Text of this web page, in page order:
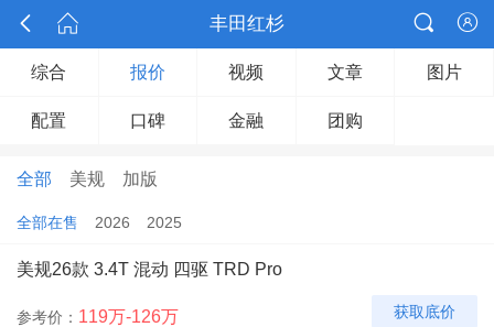
  丰田红杉 

综合 报价 视频 文章 图片
配置 口碑 金融 团购
全部 美规 加版
全部在售 2026 2025
美规26款 3.4T 混动 四驱 TRD Pro
参考价： 119万-126万 获取底价